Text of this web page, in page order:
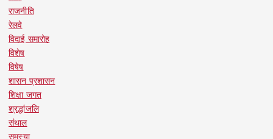
राजनीति
रेलवे
विदाई समारोह
विशेष
विषेष
शासन प्रशासन
शिक्षा जगत
श्रद्धांजलि
संथाल
समस्या